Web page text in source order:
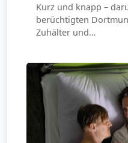
Kurz und knapp –
berüchtigten
Zuhälter und…